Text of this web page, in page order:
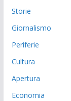
Storie
Giornalismo
Periferie
Cultura
Apertura
Economia